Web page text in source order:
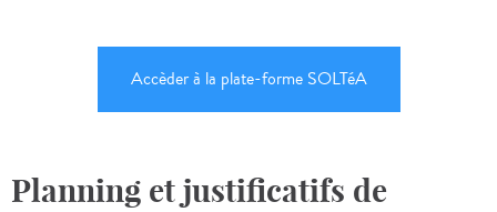
Accèder à la plate-forme SOLTéA
Planning et justificatifs de